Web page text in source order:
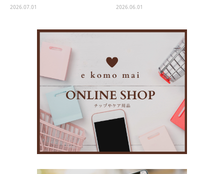
2026.07.01 2026.06.01